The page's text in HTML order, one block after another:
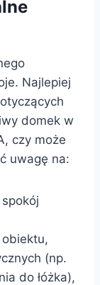
Najlepiej
domek w
czy może
uwagę na:
(np.
do łóżka),